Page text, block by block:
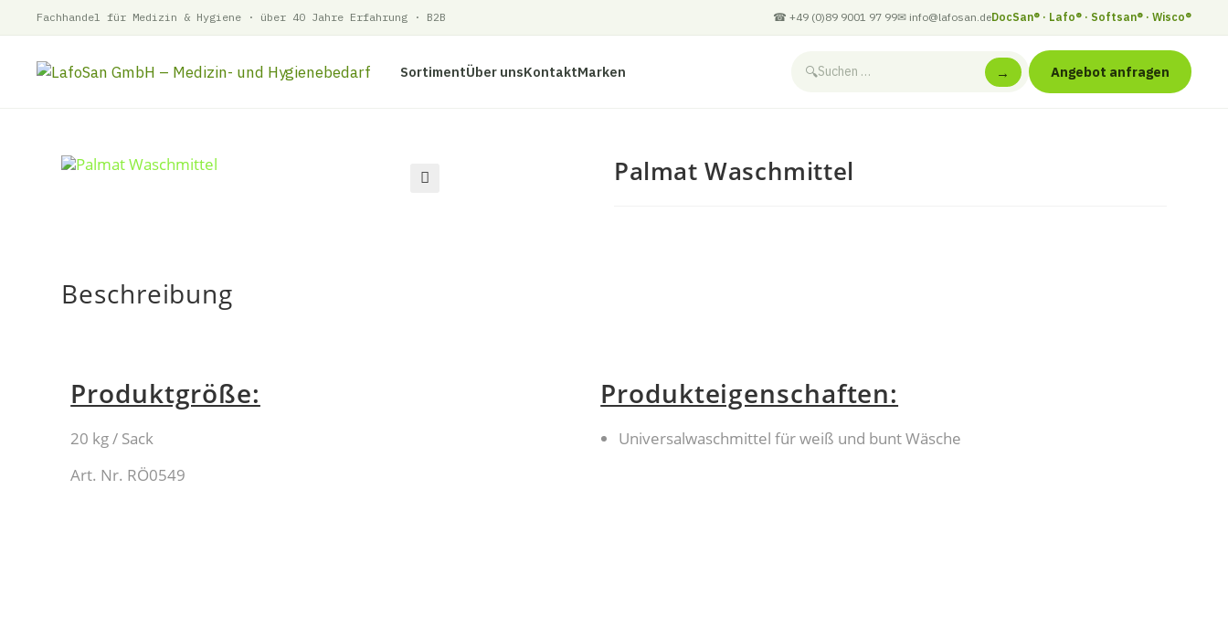
Fachhandel für Medizin & Hygiene · über 40 Jahre Erfahrung · B2B ☎ +49 (0)89 9001 97 99✉ info@lafosan.deDocSan® · Lafo® · Softsan® · Wisco®
SortimentÜber unsKontaktMarken 🔍 → Angebot anfragen
Palmat Waschmittel
Beschreibung
Produktgröße:
20 kg / Sack
Art. Nr. RÖ0549
Produkteigenschaften:
Universalwaschmittel für weiß und bunt Wäsche